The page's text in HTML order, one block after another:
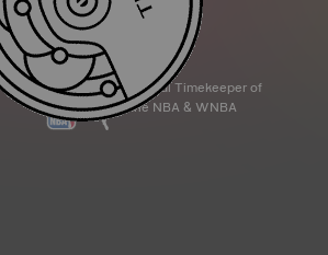
Official Timekeeper of
the NBA & WNBA